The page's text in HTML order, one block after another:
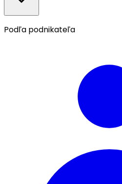
Podľa podnikateľa